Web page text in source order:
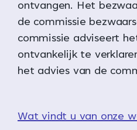
ontvangen. Het
de commissie
commissie adviseert
ontvankelijk te
het advies van de
Wat vindt u van onze